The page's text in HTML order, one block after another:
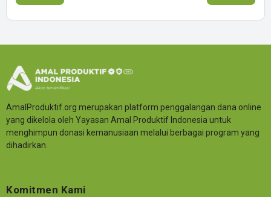
AmalProduktif.org merupakan platform penggalangan dana online
yang dikelola oleh Yayasan Amal Produktif Indonesia untuk
menghimpun donasi kemanusiaan melalui berbagai program yang
dihadirkan.
Komitmen Kami